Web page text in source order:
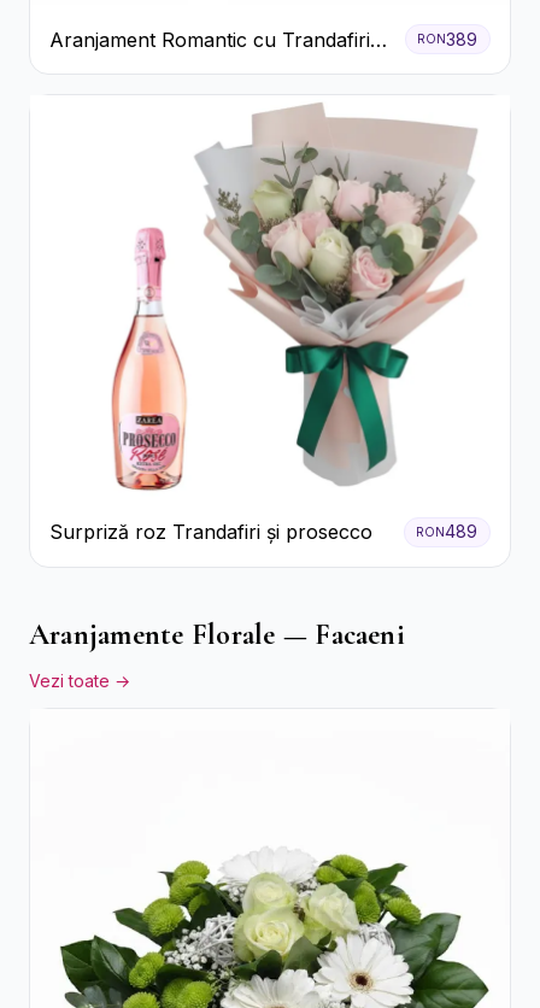
Aranjament Romantic cu Trandafiri
Roșii și Șampanie rose
RON389
Surpriză roz Trandafiri și prosecco RON489
Aranjamente Florale — Facaeni
Vezi toate →